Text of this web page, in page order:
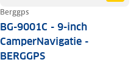
Berggps
BG-9001C - 9-inch
CamperNavigatie -
BERGGPS